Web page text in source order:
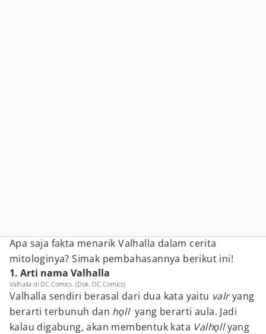
Apa saja fakta menarik Valhalla dalam cerita
mitologinya? Simak pembahasannya berikut ini!
1. Arti nama Valhalla
Valhalla di DC Comics. (Dok. DC Comics)
Valhalla sendiri berasal dari dua kata yaitu valryang
berarti terbunuh dan hǫll yang berarti aula. Jadi
kalau digabung, akan membentuk kata Valhǫllyang